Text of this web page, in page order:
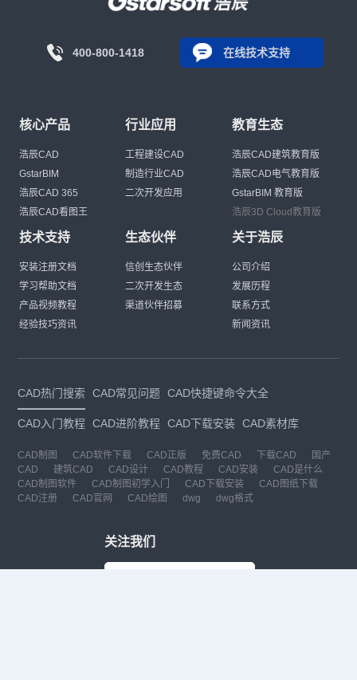
400-800-1418 在线技术支持
核心产品
浩辰CAD
GstarBIM
浩辰CAD 365
浩辰CAD看图王
行业应用
工程建设CAD
制造行业CAD
二次开发应用
教育生态
浩辰CAD建筑教育版
浩辰CAD电气教育版
GstarBIM 教育版
浩辰3D Cloud教育版
技术支持
安装注册文档
学习帮助文档
产品视频教程
经验技巧资讯
生态伙伴
信创生态伙伴
二次开发生态
渠道伙伴招募
关于浩辰
公司介绍
发展历程
联系方式
新闻资讯
CAD热门搜索 CAD常见问题 CAD快捷键命令大全
CAD入门教程 CAD进阶教程 CAD下载安装 CAD素材库
CAD制图 CAD软件下载 CAD正版 免费CAD 下载CAD
国产
CAD
建筑CAD CAD设计 CAD教程 CAD安装
CAD是什么
CAD制图软件
CAD制图初学入门 CAD下载安装
CAD图纸下载
CAD注册
CAD官网 CAD绘图 dwg dwg格式
关注我们